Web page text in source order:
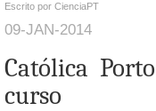
Escrito por CienciaPT
09-JAN-2014
Católica
curso